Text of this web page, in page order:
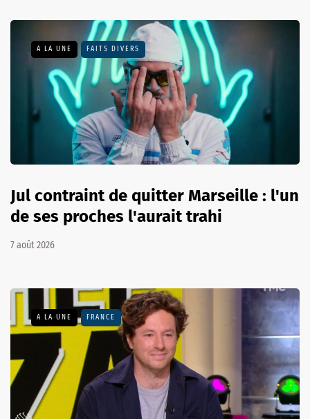
A LA UNE FAITS DIVERS
Jul contraint de quitter Marseille : l'un
de ses proches l'aurait trahi
7 août 2026
A LA UNE FRANCE